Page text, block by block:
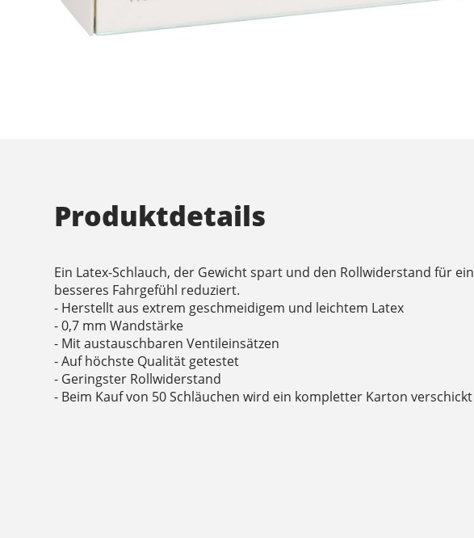
Produktdetails
Ein Latex-Schlauch, der Gewicht spart und den Rollwiderstand für ein
besseres Fahrgefühl reduziert.
- Herstellt aus extrem geschmeidigem und leichtem Latex
- 0,7 mm Wandstärke
- Mit austauschbaren Ventileinsätzen
- Auf höchste Qualität getestet
- Geringster Rollwiderstand
- Beim Kauf von 50 Schläuchen wird ein kompletter Karton verschickt